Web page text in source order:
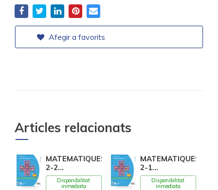
Afegir a favorits
Articles relacionats
MATEMATIQUES
2-2
CONSTRUINT
MONS
Disponibilitat
inmediata
MATEMATIQUES
2-1
CONSTRUINT
MONS
Disponibilitat
inmediata